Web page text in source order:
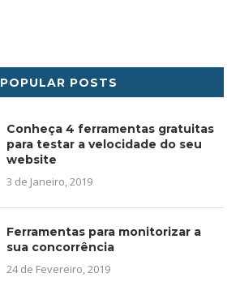
POPULAR POSTS
Conheça 4 ferramentas gratuitas
para testar a velocidade do seu
website
3 de Janeiro, 2019
Ferramentas para monitorizar a
sua concorrência
24 de Fevereiro, 2019